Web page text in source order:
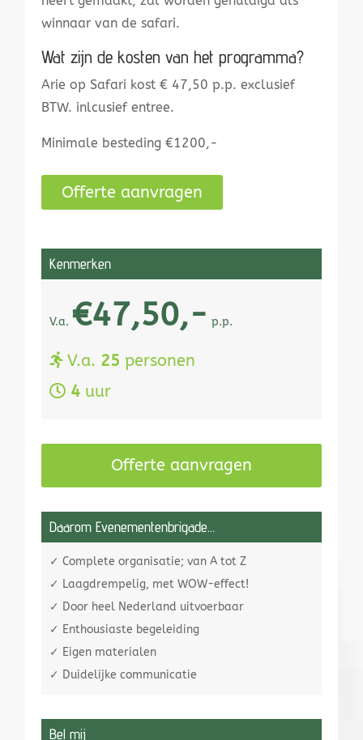
winnaar van de safari.
Wat zijn de kosten van het programma?
Arie op Safari kost € 47,50 p.p. exclusief
BTW. inlcusief entree.
Minimale besteding €1200,-
Offerte aanvragen
Kenmerken
V.a. €47,50,- p.p.
V.a. 25 personen
4 uur
Offerte aanvragen
Daarom Evenementenbrigade…
✓ Complete organisatie; van A tot Z
✓ Laagdrempelig, met WOW-effect!
✓ Door heel Nederland uitvoerbaar
✓ Enthousiaste begeleiding
✓ Eigen materialen
✓ Duidelijke communicatie
Bel mij